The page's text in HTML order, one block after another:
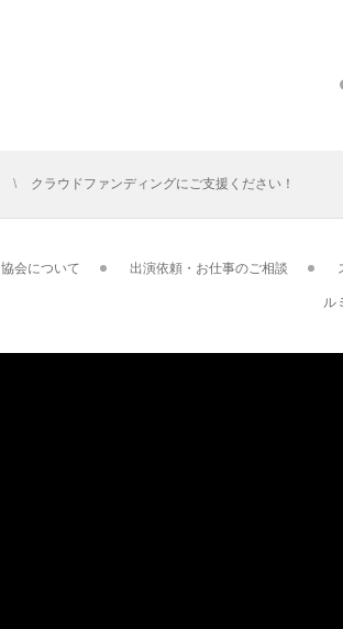
クラウドファンディングにご支援ください！
協会について 出演依頼・お仕事のご相談
ル